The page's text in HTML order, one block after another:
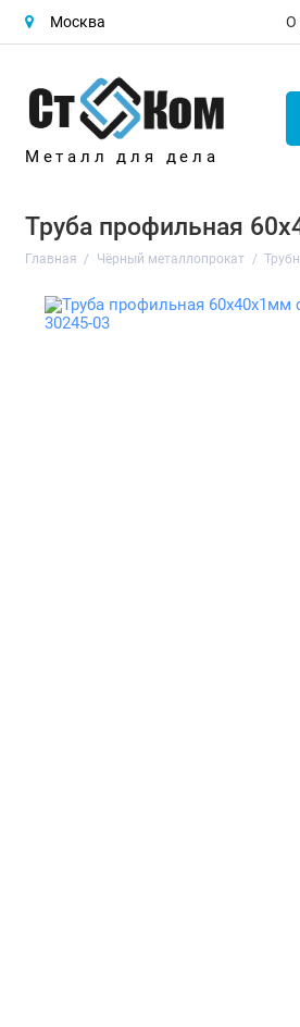
Москва О
Металл для дела
Труба профильная
Главная Чёрный металлопрокат